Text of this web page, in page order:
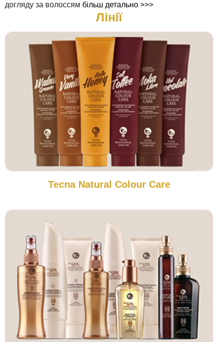
догляду за волоссям більш детально >>>
Лінії
Tecna Natural Colour Care